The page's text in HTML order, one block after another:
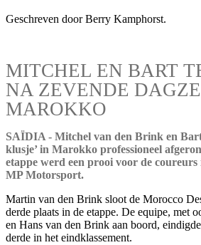
Geschreven door Berry Kamphorst.
MITCHEL EN BART
NA ZEVENDE
MAROKKO
SAÏDIA - Mitchel van den Brink en
klusje’ in Marokko professioneel
etappe werd een prooi voor de
MP Motorsport.
Martin van den Brink sloot de Morocco
derde plaats in de etappe. De equipe, met
en Hans van den Brink aan boord,
derde in het eindklassement.